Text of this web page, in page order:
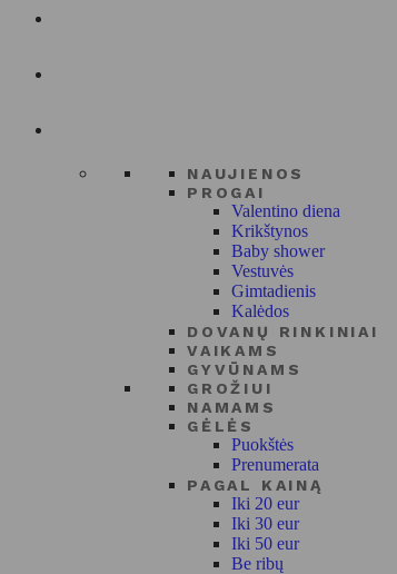
NAUJIENOS
PROGAI
Valentino diena
Krikštynos
Baby shower
Vestuvės
Gimtadienis
Kalėdos
DOVANŲ RINKINIAI
VAIKAMS
GYVŪNAMS
GROŽIUI
NAMAMS
GĖLĖS
Puokštės
Prenumerata
PAGAL KAINĄ
Iki 20 eur
Iki 30 eur
Iki 50 eur
Be ribų